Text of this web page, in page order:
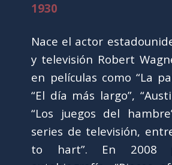
1930
Nace el actor
y televisión Robert
en películas como “La
“El día más largo”,
“Los juegos del
series de televisión,
to hart”. En 2008